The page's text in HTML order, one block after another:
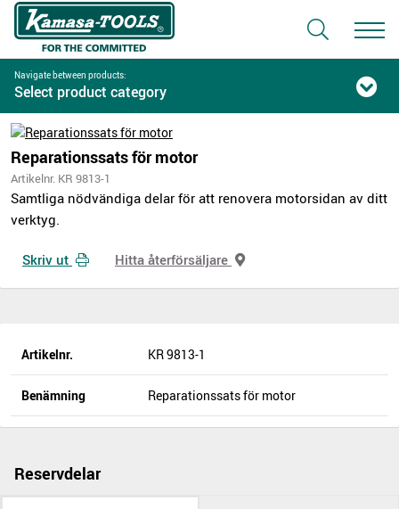
Navigate between products:
Select product category
Reparationssats för motor
Artikelnr. KR 9813-1
Samtliga nödvändiga delar för att renovera motorsidan av ditt
verktyg.
Skriv ut Hitta återförsäljare
Artikelnr. KR 9813-1
Benämning Reparationssats för motor
Reservdelar